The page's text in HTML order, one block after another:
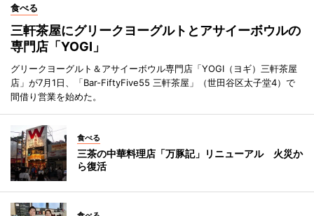
食べる
三軒茶屋にグリークヨーグルトとアサイーボウルの
専門店「YOGI」
グリークヨーグルト＆アサイーボウル専門店「YOGI（ヨギ）三軒茶屋
店」が7月1日、「Bar-FiftyFive55 三軒茶屋」（世田谷区太子堂4）で
間借り営業を始めた。
食べる
三茶の中華料理店「万豚記」リニューアル 火災か
ら復活